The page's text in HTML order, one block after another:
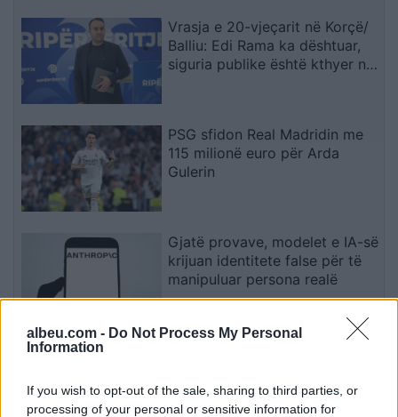
albeu.com - Do Not Process My Personal
Information
If you wish to opt-out of the sale, sharing to third parties, or
processing of your personal or sensitive information for
Vrasja e 20-vjeçarit në Korçë/
Balliu: Edi Rama ka dështuar,
siguria publike është kthyer në
PSG sfidon Real Madridin me
115 milionë euro për Arda
Gulerin
Gjatë provave, modelet e IA-së
krijuan identitete false për të
manipuluar persona realë
Hënën, por s’ka kërcënim për
Tokën